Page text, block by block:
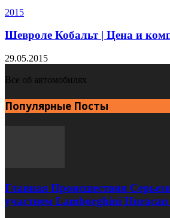
2015
Шевроле Кобальт | Цена и
29.05.2015
Все об автомобилях
Популярные Посты
Главная Происшествия
участием Lamborghini